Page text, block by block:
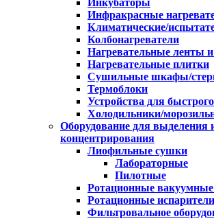
Инкубаторы
Инфракрасные
Климатические/
Колбонагреватели
Нагревательные ленты
Нагревательные плитки
Сушильные шкафы/
Термоблоки
Устройства для
Холодильники/
Оборудование для выделения
концентрирования
Лиофильные сушки
Лабораторные
Пилотные
Ротационные
Ротационные испарители
Фильтровальное